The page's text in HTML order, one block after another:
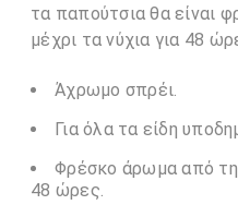
τα παπούτσια θα είναι
μέχρι τα νύχια για 48
Άχρωμο σπρέι.
Για όλα τα είδη
Φρέσκο ​​άρωμα από τη
48 ώρες.